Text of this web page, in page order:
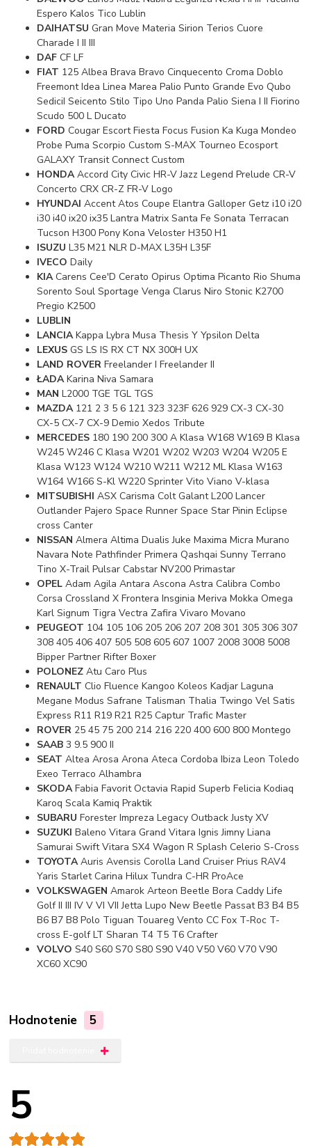
Espero Kalos Tico Lublin
DAIHATSU Gran Move Materia Sirion Terios Cuore
Charade I II III
DAFCF LF
FIAT 125 Albea Brava Bravo Cinquecento Croma Doblo
Freemont Idea Linea Marea Palio Punto Grande Evo Qubo
SediciI Seicento Stilo Tipo Uno Panda Palio Siena I II Fiorino
Scudo 500 L Ducato
FORDCougar Escort Fiesta Focus Fusion Ka Kuga Mondeo
Probe Puma Scorpio Custom S-MAX Tourneo Ecosport
GALAXY Transit Connect Custom
HONDAAccord City Civic HR-V Jazz Legend Prelude CR-V
Concerto CRX CR-Z FR-V Logo
HYUNDAI Accent Atos Coupe Elantra Galloper Getz i10 i20
i30 i40 ix20 ix35 Lantra Matrix Santa Fe Sonata Terracan
Tucson H300 Pony Kona Veloster H350 H1
ISUZUL35 M21 NLR D-MAX L35H L35F
IVECO Daily
KIACarens Cee'D Cerato Opirus Optima Picanto Rio Shuma
Sorento Soul Sportage Venga Clarus Niro Stonic K2700
Pregio K2500
LUBLIN
LANCIAKappa Lybra Musa Thesis Y Ypsilon Delta
LEXUS GS LS IS RX CT NX 300H UX
LAND ROVER Freelander I Freelander II
ŁADAKarina Niva Samara
MAN L2000 TGE TGL TGS
MAZDA121 2 3 5 6 121 323 323F 626 929 CX-3 CX-30
CX-5 CX-7 CX-9 Demio Xedos Tribute
MERCEDES 180 190 200 300 A Klasa W168 W169 B Klasa
W245 W246 C Klasa W201 W202 W203 W204 W205 E
Klasa W123 W124 W210 W211 W212 ML Klasa W163
W164 W166 S-Kl W220 Sprinter Vito Viano V-klasa
MITSUBISHI ASX Carisma Colt Galant L200 Lancer
Outlander Pajero Space Runner Space Star Pinin Eclipse
cross Canter
NISSAN Almera Altima Dualis Juke Maxima Micra Murano
Navara Note Pathfinder Primera Qashqai Sunny Terrano
Tino X-Trail Pulsar Cabstar NV200 Primastar
OPEL Adam Agila Antara Ascona Astra Calibra Combo
Corsa Crossland X Frontera Insginia Meriva Mokka Omega
Karl Signum Tigra Vectra Zafira Vivaro Movano
PEUGEOT 104 105 106 205 206 207 208 301 305 306 307
308 405 406 407 505 508 605 607 1007 2008 3008 5008
Bipper Partner Rifter Boxer
POLONEZ Atu Caro Plus
RENAULTClio Fluence Kangoo Koleos Kadjar Laguna
Megane Modus Safrane Talisman Thalia Twingo Vel Satis
Express R11 R19 R21 R25 Captur Trafic Master
ROVER 25 45 75 200 214 216 220 400 600 800 Montego
SAAB 3 9.5 900 II
SEAT Altea Arosa Arona Ateca Cordoba Ibiza Leon Toledo
Exeo Terraco Alhambra
SKODAFabia Favorit Octavia Rapid Superb Felicia Kodiaq
Karoq Scala Kamiq Praktik
SUBARUForester Impreza Legacy Outback Justy XV
SUZUKI Baleno Vitara Grand Vitara Ignis Jimny Liana
Samurai Swift Vitara SX4 Wagon R Splash Celerio S-Cross
TOYOTAAuris Avensis Corolla Land Cruiser Prius RAV4
Yaris Starlet Carina Hilux Tundra C-HR ProAce
VOLKSWAGEN Amarok Arteon Beetle Bora Caddy Life
Golf II III IV V VI VII Jetta Lupo New Beetle Passat B3 B4 B5
B6 B7 B8 Polo Tiguan Touareg Vento CC Fox T-Roc T-
cross E-golf LT Sharan T4 T5 T6 Crafter
VOLVO S40 S60 S70 S80 S90 V40 V50 V60 V70 V90
XC60 XC90
Hodnotenie 5
5